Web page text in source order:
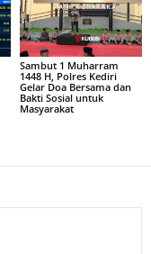
Sambut 1 Muharram
1448 H, Polres Kediri
Gelar Doa Bersama dan
Bakti Sosial untuk
Masyarakat